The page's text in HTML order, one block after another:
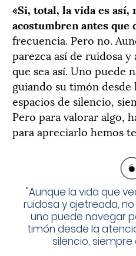
«Si, total, la vida es así,
acostumbren antes que
frecuencia. Pero no.
parezca así de ruidosa
que sea así. Uno puede
guiando su timón desde
espacios de silencio,
Pero para valorar algo,
para apreciarlo hemos
"Aunque la vida que
ruidosa y ajetreada,
uno puede navegar
timón desde la
silencio,